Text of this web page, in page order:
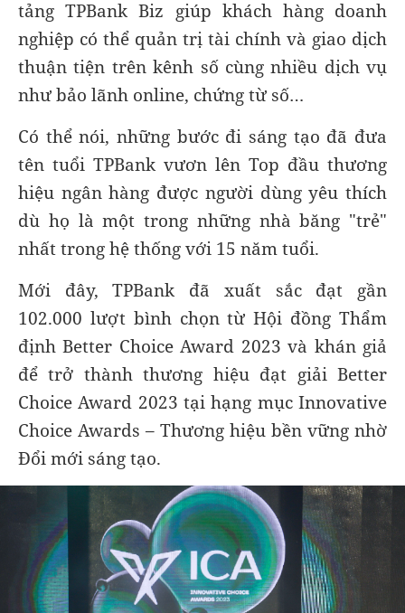
tảng TPBank Biz giúp khách hàng doanh
nghiệp có thể quản trị tài chính và giao dịch
thuận tiện trên kênh số cùng nhiều dịch vụ
như bảo lãnh online, chứng từ số…
Có thể nói, những bước đi sáng tạo đã đưa
tên tuổi TPBank vươn lên Top đầu thương
hiệu ngân hàng được người dùng yêu thích
dù họ là một trong những nhà băng "trẻ"
nhất trong hệ thống với 15 năm tuổi.
Mới đây, TPBank đã xuất sắc đạt gần
102.000 lượt bình chọn từ Hội đồng Thẩm
định Better Choice Award 2023 và khán giả
để trở thành thương hiệu đạt giải Better
Choice Award 2023 tại hạng mục Innovative
Choice Awards – Thương hiệu bền vững nhờ
Đổi mới sáng tạo.